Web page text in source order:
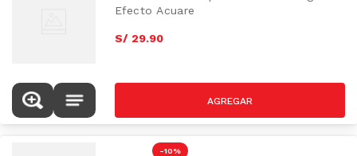
Efecto Acuare
S/ 29.90
-10 %